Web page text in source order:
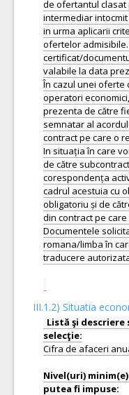
III.1.2) Situatia
Listă şi
Cifra de afaceri
Nivel(uri)